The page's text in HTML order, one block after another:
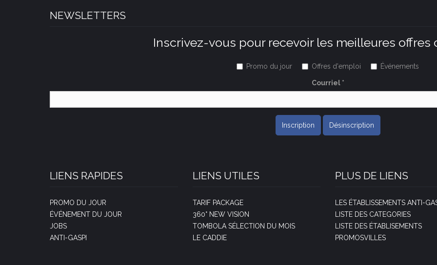
NEWSLETTERS
Inscrivez-vous pour recevoir les meilleures offres
Promo du jour Offres d'emploi Événements
Courriel *
Inscription Désinscription
LIENS RAPIDES
PROMO DU JOUR
ÉVÉNEMENT DU JOUR
JOBS
ANTI-GASPI
LIENS UTILES
TARIF PACKAGE
360° NEW VISION
TOMBOLA SÉLECTION DU MOIS
LE CADDIE
PLUS DE LIENS
LES ÉTABLISSEMENTS ANTI-
LISTE DES CATEGORIES
LISTE DES ÉTABLISEMENTS
PROMOSVILLES